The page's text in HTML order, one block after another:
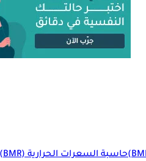
حاسبة السعرات الحرارية (BMR)